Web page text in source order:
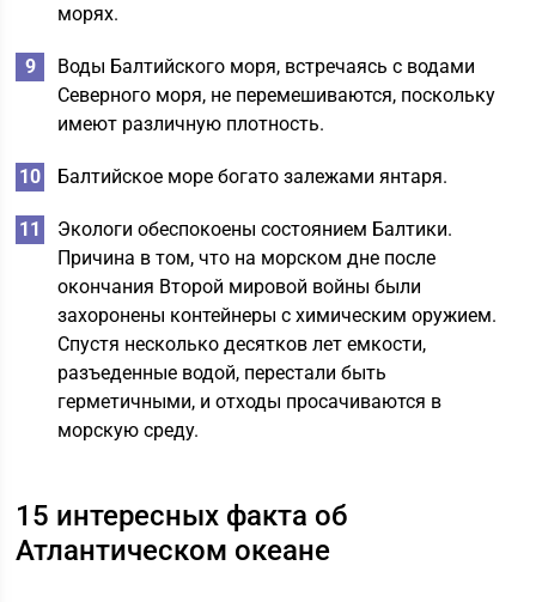
морях.
Воды Балтийского моря, встречаясь с водами
Северного моря, не перемешиваются, поскольку
имеют различную плотность.
Балтийское море богато залежами янтаря.
Экологи обеспокоены состоянием Балтики.
Причина в том, что на морском дне после
окончания Второй мировой войны были
захоронены контейнеры с химическим оружием.
Спустя несколько десятков лет емкости,
разъеденные водой, перестали быть
герметичными, и отходы просачиваются в
морскую среду.
15 интересных факта об
Атлантическом океане